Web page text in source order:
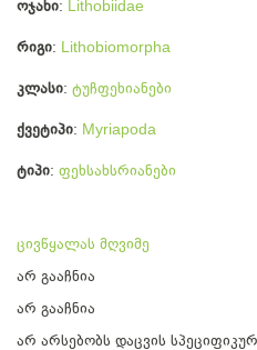
ოჯახი Lithobiidae
რიგი Lithobiomorpha
კლასი ტუჩფეხიანები
ქვეტიპი Myriapoda
ტიპი ფეხსახსრიანები
ცივწყალას მღვიმე
არ გააჩნია
არ გააჩნია
არ არსებობს დაცვის